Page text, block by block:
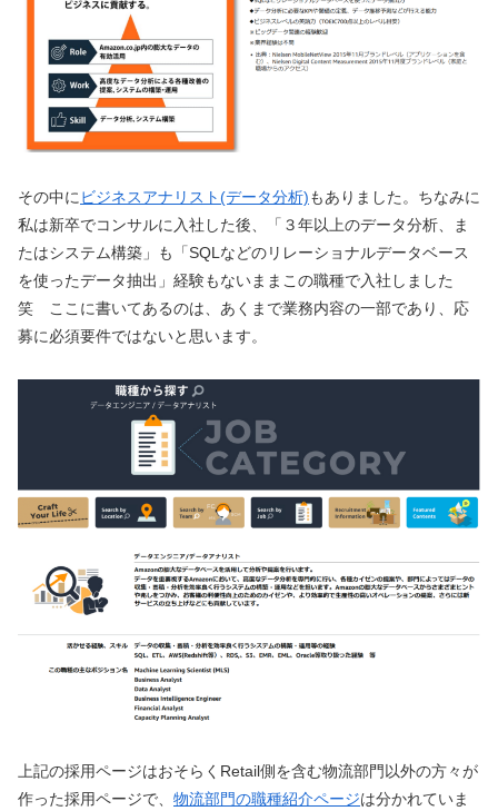
その中にビジネスアナリスト(データ分析)もありました。ちなみに
私は新卒でコンサルに入社した後、「３年以上のデータ分析、ま
たはシステム構築」も「SQLなどのリレーショナルデータベース
を使ったデータ抽出」経験もないままこの職種で入社しました
笑 ここに書いてあるのは、あくまで業務内容の一部であり、応
募に必須要件ではないと思います。
上記の採用ページはおそらくRetail側を含む物流部門以外の方々が
作った採用ページで、 物流部門の職種紹介ページは分かれていま